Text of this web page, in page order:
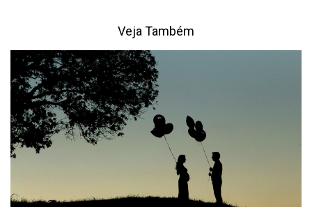
Veja Também